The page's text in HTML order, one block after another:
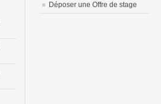
Déposer une Offre de stage